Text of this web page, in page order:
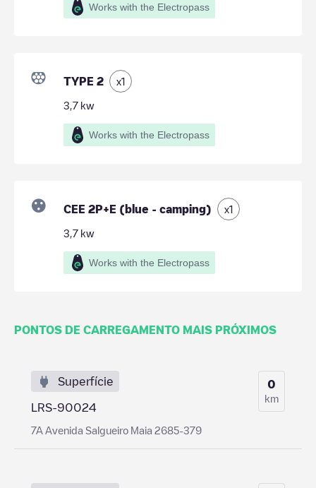
Works with the Electropass
TYPE 2 x1
3,7 kw
Works with the Electropass
CEE 2P+E (blue - camping) x1
3,7 kw
Works with the Electropass
PONTOS DE CARREGAMENTO MAIS PRÓXIMOS
Superfície
LRS-90024
7A Avenida Salgueiro Maia 2685-379
0
km